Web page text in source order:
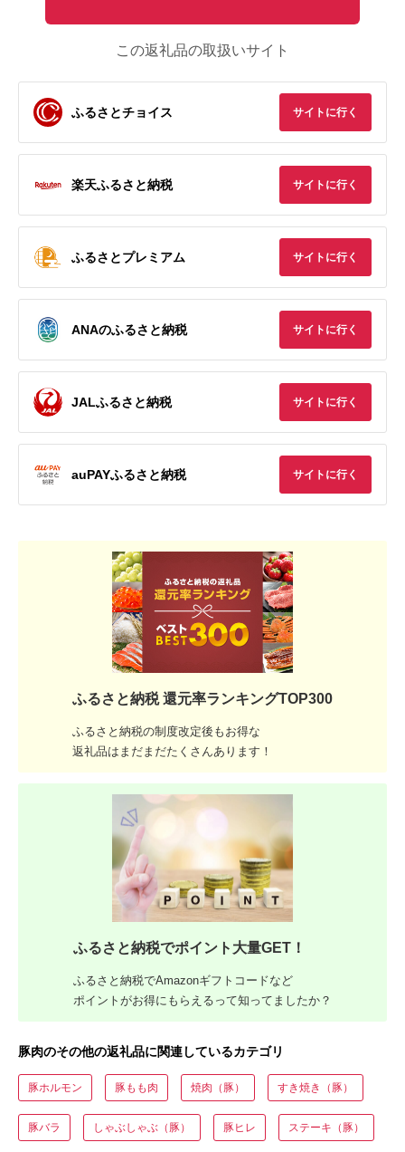
この返礼品の取扱いサイト
ふるさとチョイス サイトに行く
楽天ふるさと納税 サイトに行く
ふるさとプレミアム サイトに行く
ANAのふるさと納税 サイトに行く
JALふるさと納税 サイトに行く
auPAYふるさと納税 サイトに行く
ふるさと納税 還元率ランキングTOP300
ふるさと納税の制度改定後もお得な
返礼品はまだまだたくさんあります！
ふるさと納税でポイント大量GET！
ふるさと納税でAmazonギフトコードなど
ポイントがお得にもらえるって知ってましたか？
豚肉のその他の返礼品に関連しているカテゴリ
豚ホルモン 豚もも肉 焼肉（豚） すき焼き（豚）
豚バラ しゃぶしゃぶ（豚） 豚ヒレ ステーキ（豚）